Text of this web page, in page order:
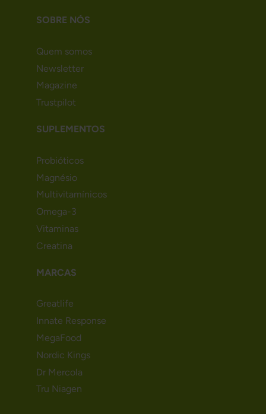
SOBRE NÓS
Quem somos
Newsletter
Magazine
Trustpilot
SUPLEMENTOS
Probióticos
Magnésio
Multivitamínicos
Omega-3
Vitaminas
Creatina
MARCAS
Greatlife
Innate Response
MegaFood
Nordic Kings
Dr Mercola
Tru Niagen